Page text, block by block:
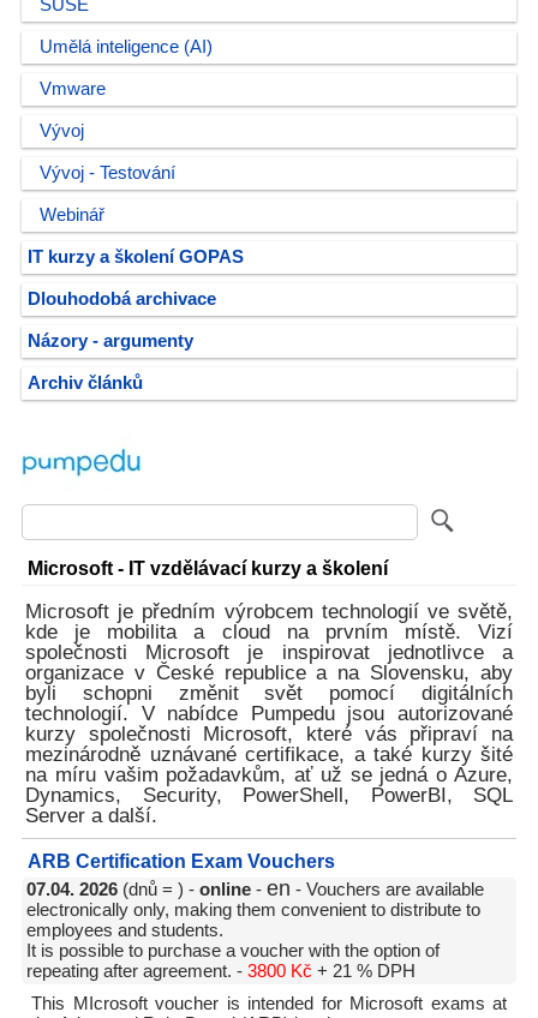
SUSE
Umělá inteligence (AI)
Vmware
Vývoj
Vývoj - Testování
Webinář
IT kurzy a školení GOPAS
Dlouhodobá archivace
Názory - argumenty
Archiv článků
Microsoft - IT vzdělávací kurzy a školení
Microsoft je předním výrobcem technologií ve světě,
kde je mobilita a cloud na prvním místě. Vizí
společnosti Microsoft je inspirovat jednotlivce a
organizace v České republice a na Slovensku, aby
byli schopni změnit svět pomocí digitálních
technologií. V nabídce Pumpedu jsou autorizované
kurzy společnosti Microsoft, které vás připraví na
mezinárodně uznávané certifikace, a také kurzy šité
na míru vašim požadavkům, ať už se jedná o Azure,
Dynamics, Security, PowerShell, PowerBI, SQL
Server a další.
ARB Certification Exam Vouchers
07.04. 2026 (dnů = ) - online - en - Vouchers are available
electronically only, making them convenient to distribute to
employees and students.
It is possible to purchase a voucher with the option of
repeating after agreement. - 3800 Kč + 21 % DPH
This MIcrosoft voucher is intended for Microsoft exams at